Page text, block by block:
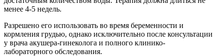
менее 4-5 недель.
Разрешено его использовать во время беременности и
кормления грудью, однако исключительно после консультации
у врача акушера-гинеколога и полного клинико-
лабораторного обследования.